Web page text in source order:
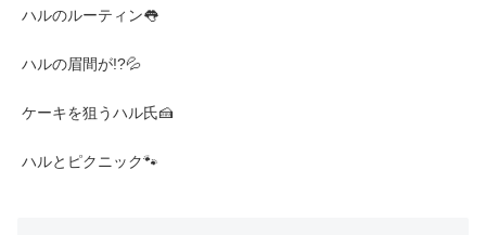
ハルのルーティン👅
ハルの眉間が!?💦
ケーキを狙うハル氏🍰
ハルとピクニック🐾